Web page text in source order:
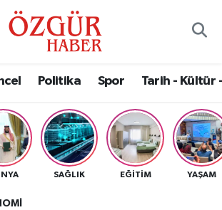
Politika Spor Tarih - Kültür
SAĞLIK EĞITIM YAŞAM
Durumu ve Fikstür